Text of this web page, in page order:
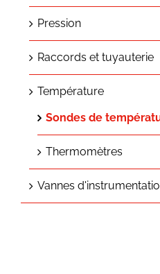
Pression
Raccords et tuyauterie
Température
Sondes de
Thermomètres
Vannes